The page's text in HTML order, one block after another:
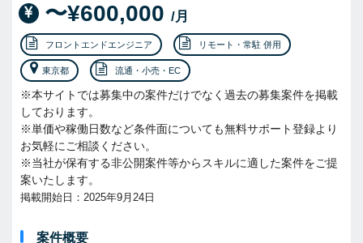
〜¥600,000 /月
フロントエンドエンジニア リモート・常駐 併用
東京都 流通・小売・EC
※本サイトでは募集中の案件だけでなく過去の募集案件を掲載
しております。
※単価や稼働日数など条件面についても無料サポート登録より
お気軽にご相談ください。
※当社が保有する非公開案件等からスキルに適した案件をご提
案いたします。
掲載開始日：2025年9月24日
案件概要